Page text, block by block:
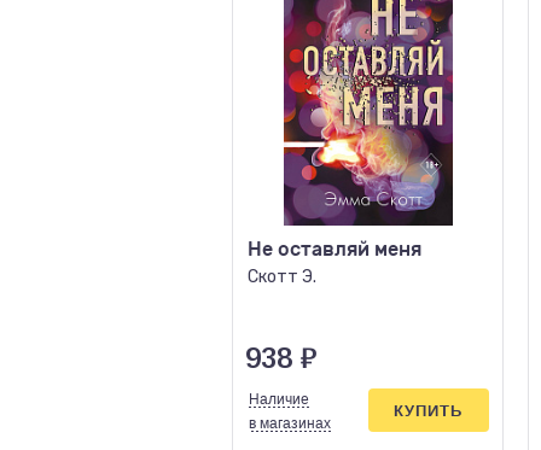
Не оставляй меня
Скотт Э.
938 ₽
Наличие
в магазинах
КУПИТЬ